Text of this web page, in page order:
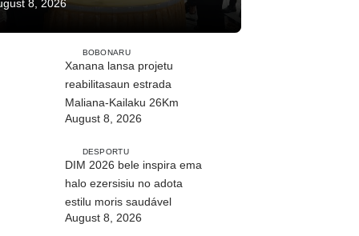
8, 2026
BOBONARU
Xanana lansa projetu
reabilitasaun estrada
Maliana-Kailaku 26Km
August 8, 2026
DESPORTU
DIM 2026 bele inspira ema
halo ezersisiu no adota
estilu moris saudável
August 8, 2026